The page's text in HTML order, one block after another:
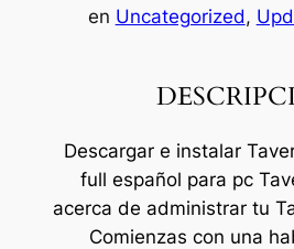
en Uncategorized,
Descargar e instalar
full español para pc
acerca de administrar tu
Comienzas con una